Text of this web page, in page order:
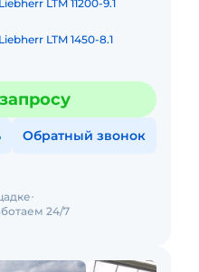
LTM 11200-9.1
LTM 1450-8.1
Обратный звонок
24/7